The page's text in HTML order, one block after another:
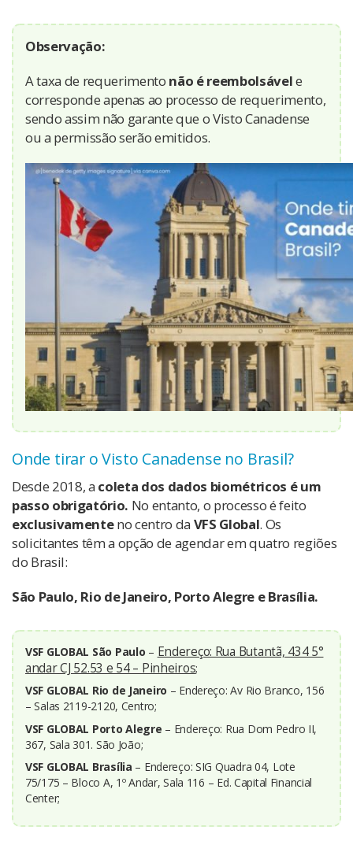
Observação:
A taxa de requerimento não é reembolsávele
corresponde apenas ao processo de requerimento,
sendo assim não garante que o Visto Canadense
ou a permissão serão emitidos.
Onde tirar o Visto Canadense no Brasil?
Desde 2018, a coleta dos dados biométricos é um
passo obrigatório. No entanto, o processo é feito
exclusivamenteno centro da VFS Global. Os
solicitantes têm a opção de agendar em quatro regiões
do Brasil:
São Paulo, Rio de Janeiro, Porto Alegre e Brasília.
VSF GLOBAL São Paulo – Endereço: Rua Butantã, 434 5°
andar CJ 52.53 e 54 – Pinheiros;
VSF GLOBAL Rio de Janeiro – Endereço: Av Rio Branco, 156
– Salas 2119-2120, Centro;
VSF GLOBAL Porto Alegre – Endereço: Rua Dom Pedro II,
367, Sala 301. São João;
VSF GLOBAL Brasília – Endereço: SIG Quadra 04, Lote
75/175 – Bloco A, 1º Andar, Sala 116 – Ed. Capital Financial
Center;